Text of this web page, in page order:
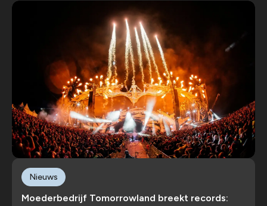
Moederbedrijf Tomorrowland breekt records:
Nieuws